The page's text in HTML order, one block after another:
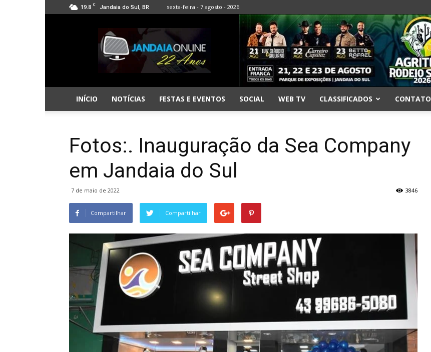
19.8 C Jandaia do Sul, BR sexta-feira - 7 agosto - 2026
Jandaia
Online
INÍCIO NOTÍCIAS FESTAS E EVENTOS SOCIAL WEB TV CLASSIFICADOS CONTATO
Fotos:. Inauguração da Sea Company
em Jandaia do Sul
7 de maio de 2022 3846
Compartilhar Compartilhar